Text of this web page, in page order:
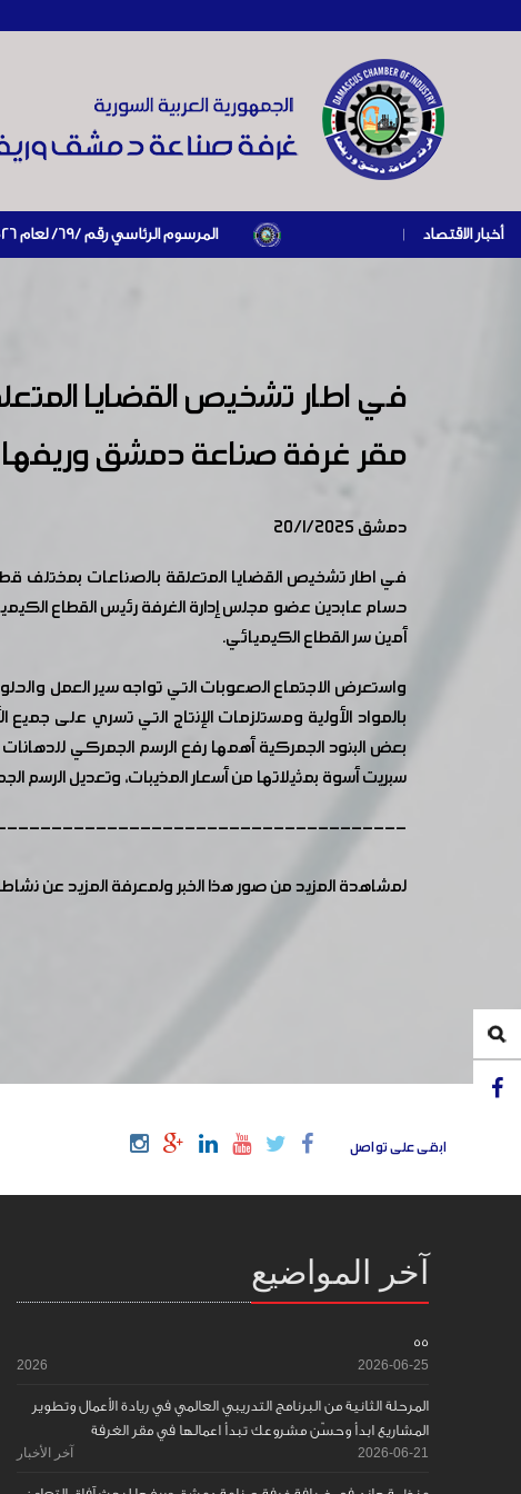
أخبار الاقتصاد | المرسوم الرئاسي رقم /69/ لعام 2026 .. دعم ضريبي للمنشآت المتضررة في إطار مسار التعافي الاقتصادي وإعادة تنشيط الإنتاج
في اطار تشخيص القضايا
مقر غرفة صناعة دمشق وريفها
دمشق 20/1/2025
في اطار تشخيص القضايا المتعلقة بالصناعات بمختلف
حسام عابدين عضو مجلس إدارة الغرفة رئيس القطاع
أمين سر القطاع الكيميائي.
واستعرض الاجتماع الصعوبات التي تواجه سير العمل
بالمواد الأولية ومستلزمات الإنتاج التي تسري على جميع
بعض البنود الجمركية أهمها رفع الرسم الجمركي للدهانات
سبريت أسوة بمثيلاتها من أسعار المذيبات، وتعديل الرسم
لمشاهدة المزيد من صور هذا الخبر ولمعرفة المزيد عن
ابقى على تواصل
آخر المواضيع
55
2026-06-25
2026
المرحلة الثانية من البرنامج التدريبي العالمي في ريادة الأعمال وتطوير
المشاريع ابدأ وحسّن مشروعك تبدأ اعمالها في مقر الغرفة
2026-06-21 آخر الأخبار